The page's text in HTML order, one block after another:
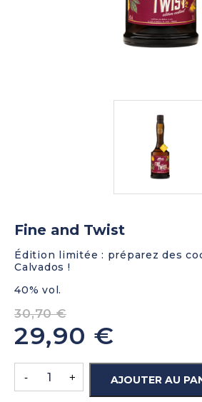
Fine and Twist
Édition limitée : préparez des
Calvados !
40% vol.
30,70€
29,90 €
- + AJOUTER AU